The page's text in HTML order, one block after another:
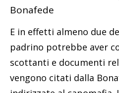
Bonafede
E in effetti almeno due
padrino potrebbe aver
scottanti e documenti
vengono citati dalla